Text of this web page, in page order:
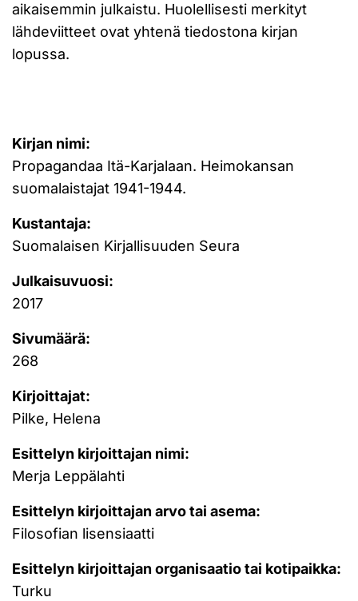
aikaisemmin julkaistu. Huolellisesti merkityt
lähdeviitteet ovat yhtenä tiedostona kirjan
lopussa.
Kirjan nimi:
Propagandaa Itä-Karjalaan. Heimokansan
suomalaistajat 1941-1944.
Kustantaja:
Suomalaisen Kirjallisuuden Seura
Julkaisuvuosi:
2017
Sivumäärä:
268
Kirjoittajat:
Pilke, Helena
Esittelyn kirjoittajan nimi:
Merja Leppälahti
Esittelyn kirjoittajan arvo tai asema:
Filosofian lisensiaatti
Esittelyn kirjoittajan organisaatio tai kotipaikka:
Turku